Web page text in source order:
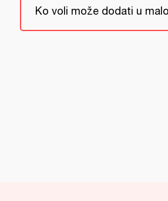
Ko voli može dodati u